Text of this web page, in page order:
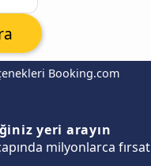
Booking.com
yeri arayın
milyonlarca fırsat